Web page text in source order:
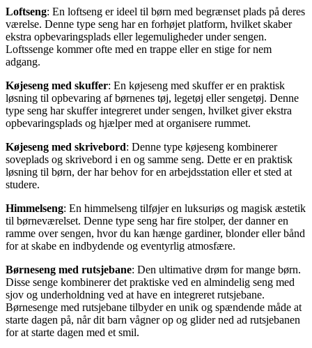
Loftseng: En loftseng er ideel til børn med begrænset plads på deres
værelse. Denne type seng har en forhøjet platform, hvilket skaber
ekstra opbevaringsplads eller legemuligheder under sengen.
Loftssenge kommer ofte med en trappe eller en stige for nem
adgang.
Køjeseng med skuffer: En køjeseng med skuffer er en praktisk
løsning til opbevaring af børnenes tøj, legetøj eller sengetøj. Denne
type seng har skuffer integreret under sengen, hvilket giver ekstra
opbevaringsplads og hjælper med at organisere rummet.
Køjeseng med skrivebord: Denne type køjeseng kombinerer
soveplads og skrivebord i en og samme seng. Dette er en praktisk
løsning til børn, der har behov for en arbejdsstation eller et sted at
studere.
Himmelseng: En himmelseng tilføjer en luksuriøs og magisk æstetik
til børneværelset. Denne type seng har fire stolper, der danner en
ramme over sengen, hvor du kan hænge gardiner, blonder eller bånd
for at skabe en indbydende og eventyrlig atmosfære.
Børneseng med rutsjebane: Den ultimative drøm for mange børn.
Disse senge kombinerer det praktiske ved en almindelig seng med
sjov og underholdning ved at have en integreret rutsjebane.
Børnesenge med rutsjebane tilbyder en unik og spændende måde at
starte dagen på, når dit barn vågner op og glider ned ad rutsjebanen
for at starte dagen med et smil.